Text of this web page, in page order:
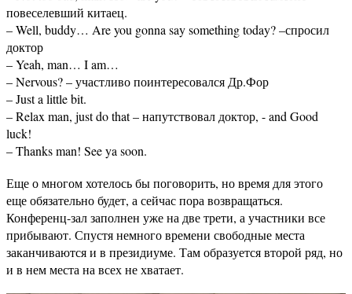
повеселевший китаец.
– Well, buddy… Are you gonna say something today? –спросил
доктор
– Yeah, man… I am…
– Nervous? – участливо поинтересовался Др.Фор
– Just a little bit.
– Relax man, just do that – напутствовал доктор, - and Good
luck!
– Thanks man! See ya soon.
Еще о многом хотелось бы поговорить, но время для этого
еще обязательно будет, а сейчас пора возвращаться.
Конференц-зал заполнен уже на две трети, а участники все
прибывают. Спустя немного времени свободные места
заканчиваются и в президиуме. Там образуется второй ряд, но
и в нем места на всех не хватает.